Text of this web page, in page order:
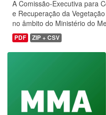
A Comissão-Executiva para
e Recuperação da
no âmbito do Ministério do
PDF ZIP + CSV